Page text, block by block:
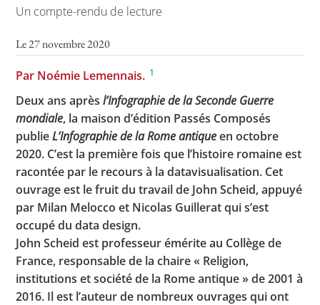
Toutes les actualités
Les rendez-vous de l’APHG
Concours de recrutement
Concours scolaires
Conférences, tables rondes
Critique d’ouvrages publiés
Un compte-rendu de lecture
Le 27 novembre 2020
Par Noémie Lemennais. 1
Deux ans aprèsl’Infographie de la Seconde Guerre
mondiale, la maison d’édition Passés Composés
publieL’Infographie de la Rome antiqueen octobre
2020. C’est la première fois que l’histoire romaine est
racontée par le recours à la datavisualisation. Cet
ouvrage est le fruit du travail de John Scheid, appuyé
par Milan Melocco et Nicolas Guillerat qui s’est
occupé du data design.
John Scheid est professeur émérite au Collège de
France, responsable de la chaire « Religion,
institutions et société de la Rome antique » de 2001 à
2016. Il est l’auteur de nombreux ouvrages qui ont